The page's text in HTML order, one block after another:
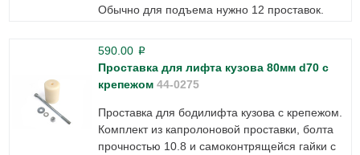
Обычно для подъема нужно 12 проставок.
590.00 p
Проставка для лифта кузова 80мм d70 с
крепежом 44-0275
Проставка для бодилифта кузова с крепежом.
Комплект из капролоновой проставки, болта
прочностью 10.8 и самоконтрящейся гайки с